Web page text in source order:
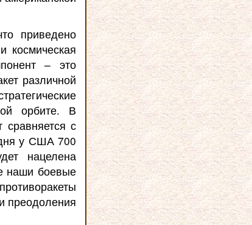
приведено
космическая
– это
различной
орбите. В
сравняется с
у США 700
нацелена
наши боевые
преодоления